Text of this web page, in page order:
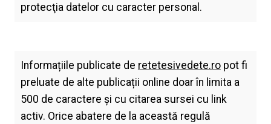
protecţia datelor cu caracter personal.
Informațiile publicate de retetesivedete.ropot fi
preluate de alte publicații online doar în limita a
500 de caractere și cu citarea sursei cu link
activ. Orice abatere de la această regulă